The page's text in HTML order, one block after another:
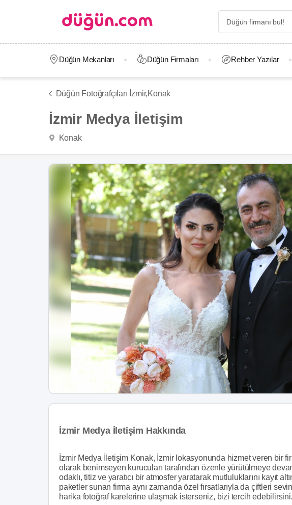
Düğün Mekanları Düğün Firmaları Rehber Yazılar
Düğün Fotoğrafçıları İzmir,Konak
İzmir Medya İletişim
Konak
İzmir Medya İletişim Hakkında
İzmir Medya İletişim Konak, İzmir lokasyonunda hizmet veren bir
olarak benimseyen kurucuları tarafından özenle yürütülmeye
odaklı, titiz ve yaratıcı bir atmosfer yaratarak mutluluklarını kayıt
paketler sunan firma aynı zamanda özel fırsatlarıyla da çiftleri
harika fotoğraf karelerine ulaşmak isterseniz, bizi tercih